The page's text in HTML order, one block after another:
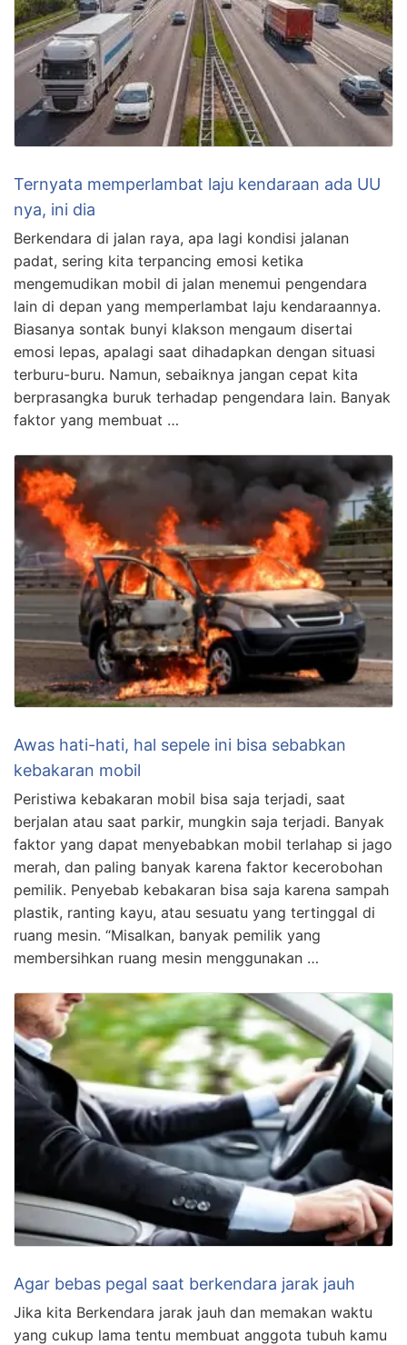
Ternyata memperlambat laju kendaraan ada UU
nya, ini dia
Berkendara di jalan raya, apa lagi kondisi jalanan
padat, sering kita terpancing emosi ketika
mengemudikan mobil di jalan menemui pengendara
lain di depan yang memperlambat laju kendaraannya.
Biasanya sontak bunyi klakson mengaum disertai
emosi lepas, apalagi saat dihadapkan dengan situasi
terburu-buru. Namun, sebaiknya jangan cepat kita
berprasangka buruk terhadap pengendara lain. Banyak
faktor yang membuat …
Awas hati-hati, hal sepele ini bisa sebabkan
kebakaran mobil
Peristiwa kebakaran mobil bisa saja terjadi, saat
berjalan atau saat parkir, mungkin saja terjadi. Banyak
faktor yang dapat menyebabkan mobil terlahap si jago
merah, dan paling banyak karena faktor kecerobohan
pemilik. Penyebab kebakaran bisa saja karena sampah
plastik, ranting kayu, atau sesuatu yang tertinggal di
ruang mesin. “Misalkan, banyak pemilik yang
membersihkan ruang mesin menggunakan …
Agar bebas pegal saat berkendara jarak jauh
Jika kita Berkendara jarak jauh dan memakan waktu
yang cukup lama tentu membuat anggota tubuh kamu